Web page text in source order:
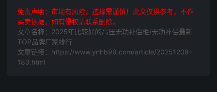
免责声明：市场有风险，选择需谨慎！此文仅供参考，不作
买卖依据。如有侵权请联系删除。
文章名称：2025年比较好的高压无功补偿柜/无功补偿最新
TOP品牌厂家排行
文章链接：https://www.ynhb99.com/article/20251208-
183.html